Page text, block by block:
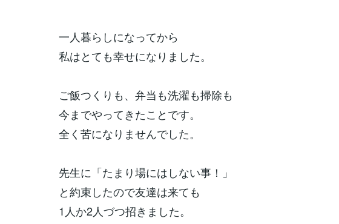
一人暮らしになってから
私はとても幸せになりました。
ご飯つくりも、弁当も洗濯も掃除も
今までやってきたことです。
全く苦になりませんでした。
先生に「たまり場にはしない事！」
と約束したので友達は来ても
1人か2人づつ招きました。